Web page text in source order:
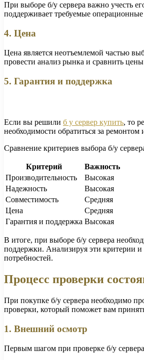
При выборе б/у сервера важно учесть
поддерживает требуемые
4. Цена
Цена является неотъемлемой частью
провести анализ рынка и сравнить
5. Гарантия и поддержка
Если вы решили б у сервер купить, то
необходимости обратиться за
Сравнение критериев выбора б/у
Критерий
Важность
Производительность
Высокая
Надежность
Высокая
Совместимость
Средняя
Цена
Средняя
Гарантия и поддержка Высокая
В итоге, при выборе б/у сервера
поддержки. Анализируя эти критерии
потребностей.
Процесс проверки
При покупке б/у сервера необходимо
проверки, который поможет вам
1. Внешний осмотр
Первым шагом при проверке б/у